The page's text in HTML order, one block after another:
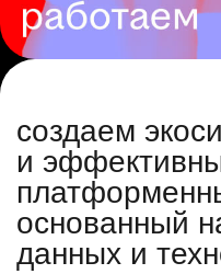
создаем
и
основанный
данных и